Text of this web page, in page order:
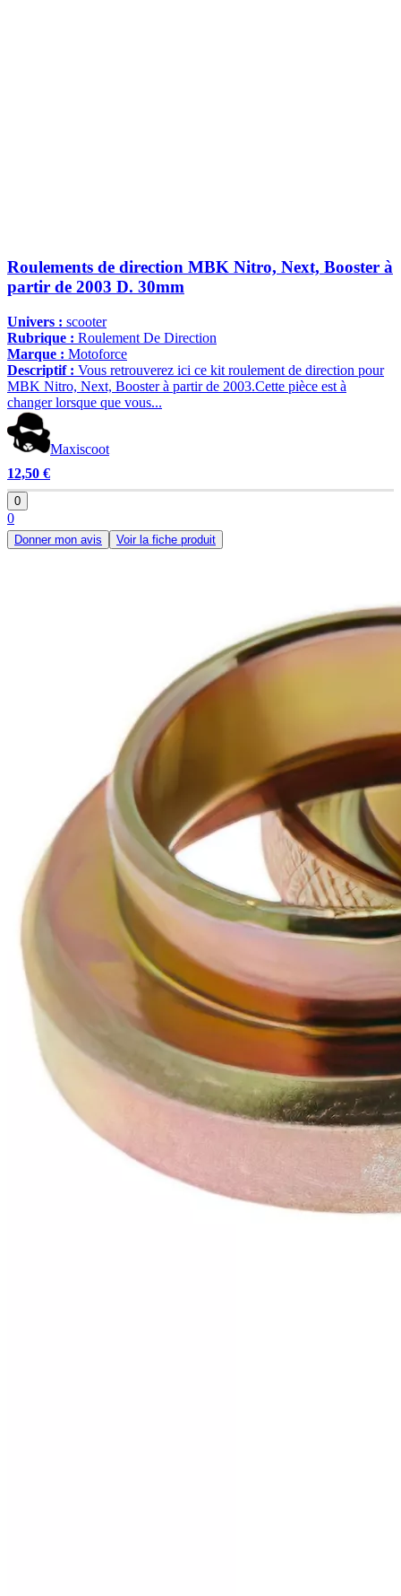
Roulements de direction MBK Nitro, Next, Booster à
partir de 2003 D. 30mm
Univers : scooter
Rubrique : Roulement De Direction
Marque : Motoforce
Descriptif : Vous retrouverez ici ce kit roulement de direction pour
MBK Nitro, Next, Booster à partir de 2003.Cette pièce est à
changer lorsque que vous...
Maxiscoot
12,50 €
0
0
Donner mon avis Voir la fiche produit